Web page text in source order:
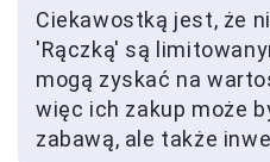
Ciekawostką jest, że
'Rączką' są
mogą zyskać na
więc ich zakup może
zabawą, ale także